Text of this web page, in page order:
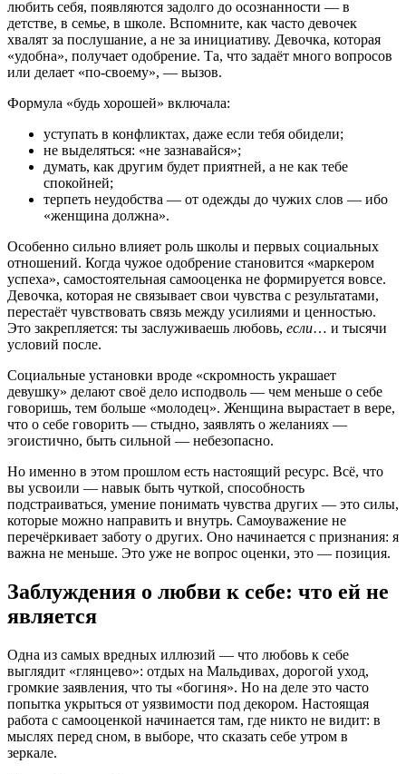
любить себя, появляются задолго до осознанности — в
детстве, в семье, в школе. Вспомните, как часто девочек
хвалят за послушание, а не за инициативу. Девочка, которая
«удобна», получает одобрение. Та, что задаёт много вопросов
или делает «по-своему», — вызов.
Формула «будь хорошей» включала:
уступать в конфликтах, даже если тебя обидели;
не выделяться: «не зазнавайся»;
думать, как другим будет приятней, а не как тебе
спокойней;
терпеть неудобства — от одежды до чужих слов — ибо
«женщина должна».
Особенно сильно влияет роль школы и первых социальных
отношений. Когда чужое одобрение становится «маркером
успеха», самостоятельная самооценка не формируется вовсе.
Девочка, которая не связывает свои чувства с результатами,
перестаёт чувствовать связь между усилиями и ценностью.
Это закрепляется: ты заслуживаешь любовь, если… и тысячи
условий после.
Социальные установки вроде «скромность украшает
девушку» делают своё дело исподволь — чем меньше о себе
говоришь, тем больше «молодец». Женщина вырастает в вере,
что о себе говорить — стыдно, заявлять о желаниях —
эгоистично, быть сильной — небезопасно.
Но именно в этом прошлом есть настоящий ресурс. Всё, что
вы усвоили — навык быть чуткой, способность
подстраиваться, умение понимать чувства других — это силы,
которые можно направить и внутрь. Самоуважение не
перечёркивает заботу о других. Оно начинается с признания: я
важна не меньше. Это уже не вопрос оценки, это — позиция.
Заблуждения о любви к себе: что ей не
является
Одна из самых вредных иллюзий — что любовь к себе
выглядит «глянцево»: отдых на Мальдивах, дорогой уход,
громкие заявления, что ты «богиня». Но на деле это часто
попытка укрыться от уязвимости под декором. Настоящая
работа с самооценкой начинается там, где никто не видит: в
мыслях перед сном, в выборе, что сказать себе утром в
зеркале.